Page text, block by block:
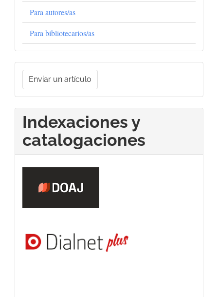
Para autores/as
Para bibliotecarios/as
Enviar
un
artículo
Enviar un artículo
Indexaciones y
catalogaciones